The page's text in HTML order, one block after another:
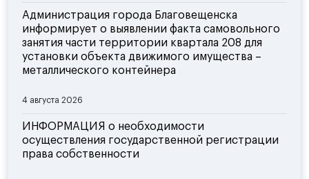
Администрация города Благовещенска
информирует о выявлении факта самовольного
занятия части территории квартала 208 для
установки объекта движимого имущества –
металлического контейнера
4 августа 2026
ИНФОРМАЦИЯ о необходимости
осуществления государственной регистрации
права собственности